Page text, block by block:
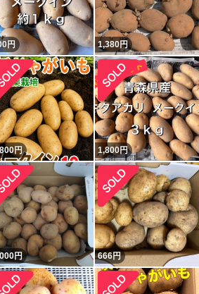
円 1,380円
円 1,800円
円 666円